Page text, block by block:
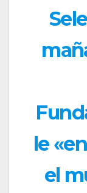
le
el